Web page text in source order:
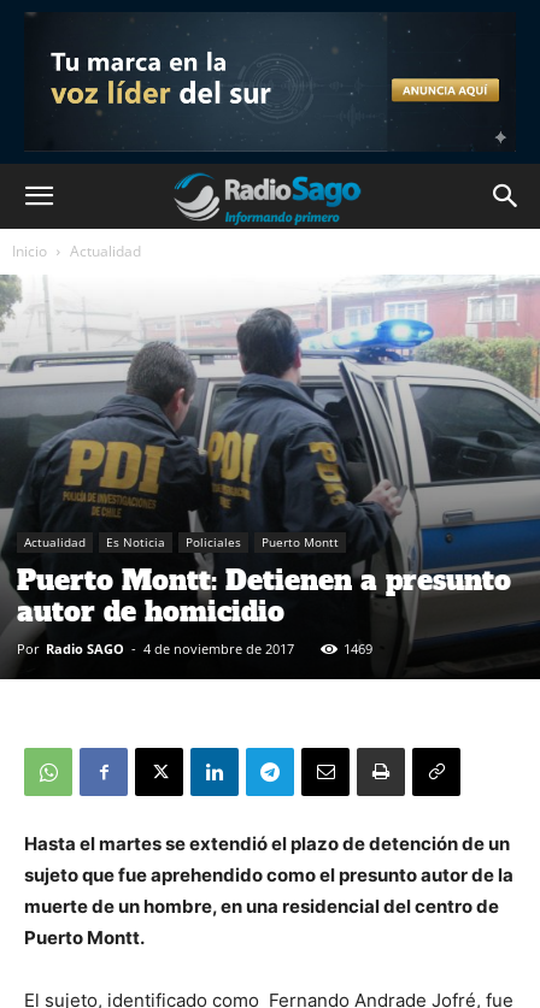
Inicio Actualidad
Actualidad Es Noticia Policiales Puerto Montt
Puerto Montt: Detienen a presunto
autor de homicidio
Por Radio SAGO - 4 de noviembre de 2017 1469
Hasta el martes se extendió el plazo de detención de un
sujeto que fue aprehendido como el presunto autor de la
muerte de un hombre, en una residencial del centro de
Puerto Montt.
El sujeto, identificado como Fernando Andrade Jofré, fue